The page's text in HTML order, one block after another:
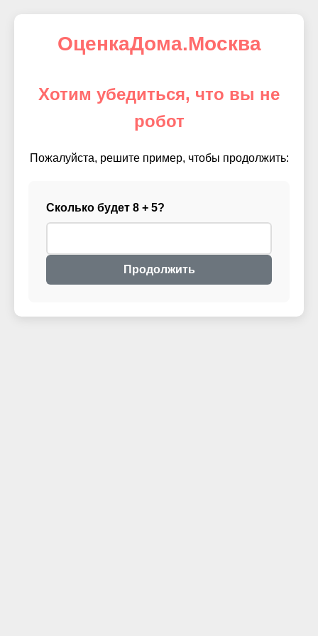
ОценкаДома.Москва
Хотим убедиться, что вы не
робот
Пожалуйста, решите пример, чтобы продолжить:
Сколько будет 8 + 5?
Продолжить